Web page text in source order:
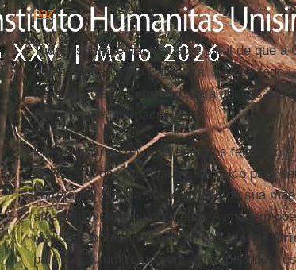
paz.
Tudo isso, no entanto, não é sinal de que
na época da União Patriótica, quando todo
Para ele, disseLondoño, será necessária
comunidade internacional.
Ele dedicou ao povo os esforços feitos
FARC, um dos quais subiu ao palco para
entretanto, dormia sobre o peito de sua
amarelas voavam sobre elas. A imagem
realidade ontem no coração dosLlanos
país tomou um rumo sem volta, pelo qual